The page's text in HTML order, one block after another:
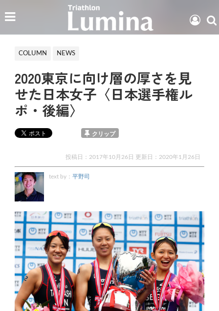
COLUMN NEWS
2020東京に向け層の厚さを見
せた日本女子〈日本選手権ル
ポ・後編〉
クリップ
投稿日：2017年10月26日 更新日： 2020年1月26日
text by： 平野司